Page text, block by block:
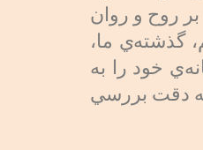
روح و روان
گذشته‌ي ما،
خود را به
دقت بررسي